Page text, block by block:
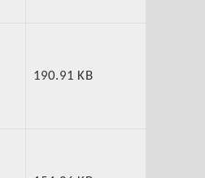
190.91 KB